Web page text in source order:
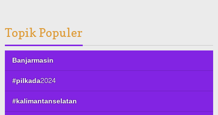
Topik Populer
Banjarmasin
#pilkada2024
#kalimantanselatan